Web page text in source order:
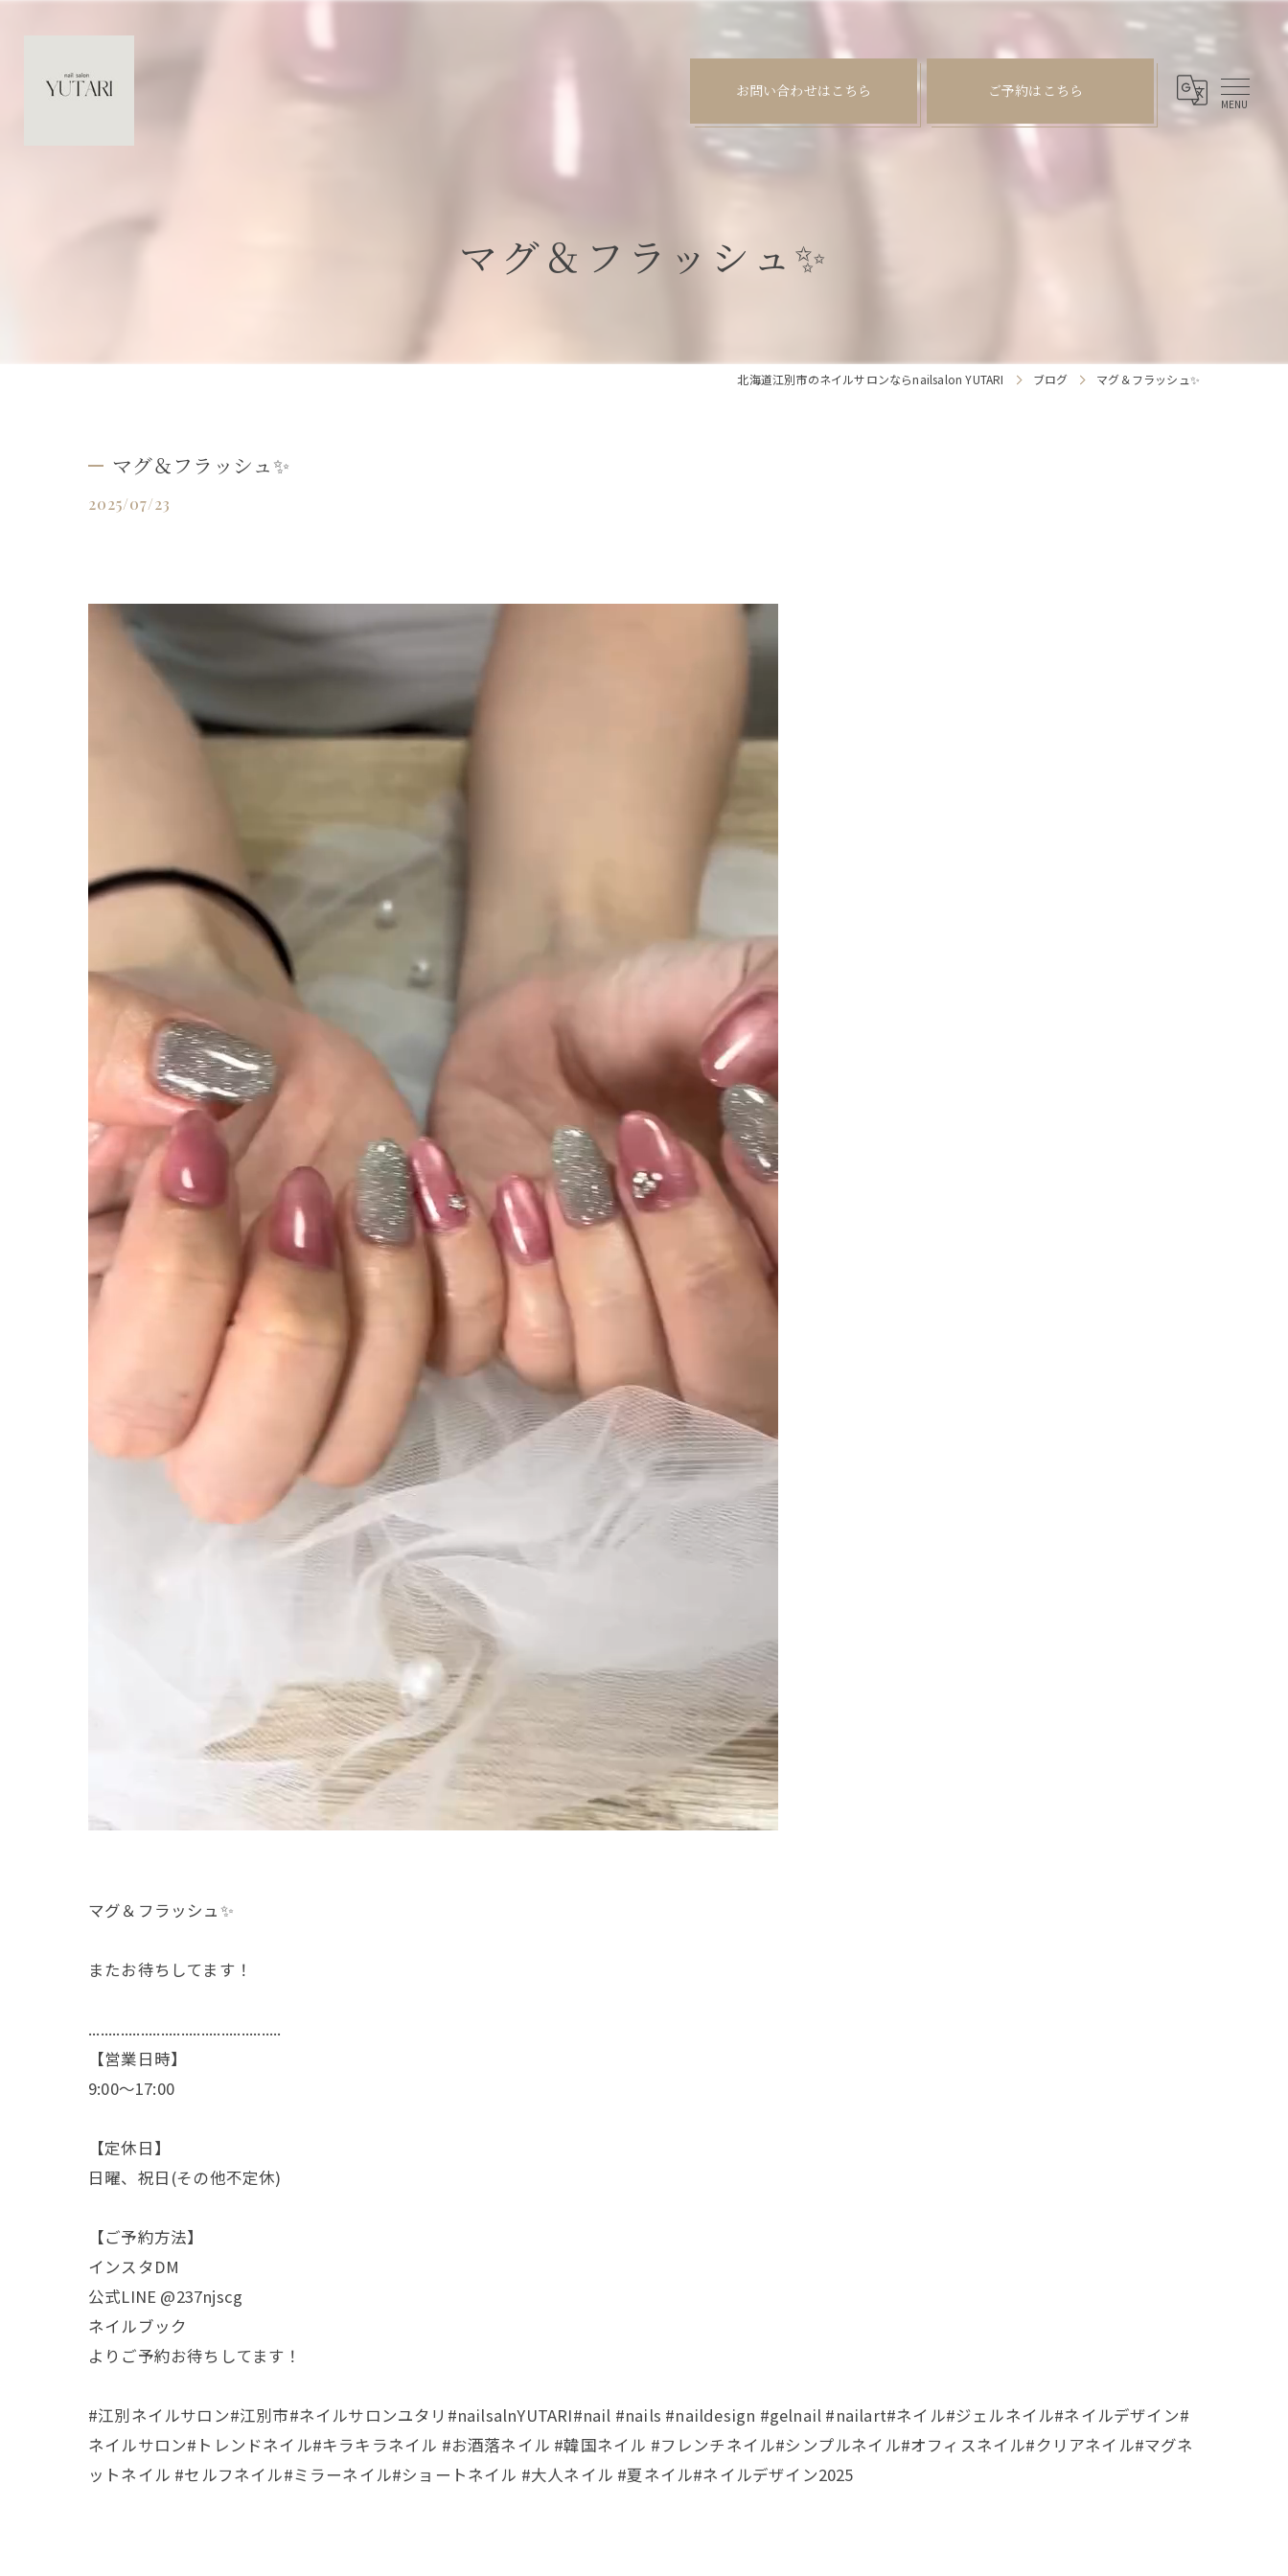
お問い合わせはこちら ご予約はこちら
マグ＆フラッシュ✨
北海道江別市のネイルサロンならnailsalon YUTARI ブログ マグ＆フラッシュ✨
マグ＆フラッシュ✨
2025/07/23
マグ＆フラッシュ✨
またお待ちしてます！
................................................
【営業日時】
9:00〜17:00
【定休日】
日曜、祝日(その他不定休)
【ご予約方法】
インスタDM
公式LINE @237njscg
ネイルブック
よりご予約お待ちしてます！
#江別ネイルサロン#江別市#ネイルサロンユタリ#nailsalnYUTARI#nail #nails #naildesign #gelnail #nailart#ネイル#ジェルネイル#ネイルデザイン#
ネイルサロン#トレンドネイル#キラキラネイル #お酒落ネイル #韓国ネイル #フレンチネイル#シンプルネイル#オフィスネイル#クリアネイル#マグネ
ットネイル #セルフネイル#ミラーネイル#ショートネイル #大人ネイル #夏ネイル#ネイルデザイン2025